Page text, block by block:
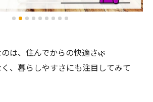
は、住んでからの快適さ🌿
、暮らしやすさにも注目してみて